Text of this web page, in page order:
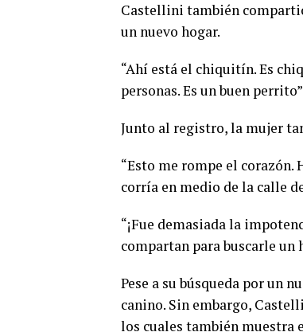
Castellini también
un nuevo hogar.
“Ahí está el chiquitín. Es
personas. Es un buen
Junto al registro, la mujer
“Esto me rompe el
corría en medio de la calle
“¡Fue demasiada la
compartan para buscarle un
Pese a su búsqueda por un
canino. Sin embargo,
los cuales también muestra